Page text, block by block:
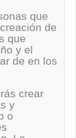
que
de
que
y el
de en los
crear
y
o